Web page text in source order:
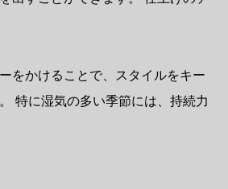
をかけることで、スタイルをキー
特に湿気の多い季節には、持続力